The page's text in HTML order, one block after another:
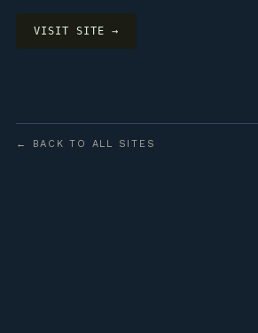
VISIT SITE →
← BACK TO ALL SITES